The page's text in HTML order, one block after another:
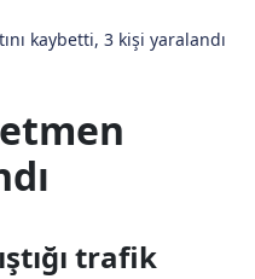
kaybetti, 3 kişi yaralandı
trafik